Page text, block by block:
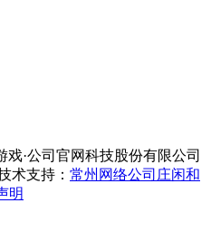
戏·公司官网科技股份有限公司
术支持： 常州网络公司庄闲和
明